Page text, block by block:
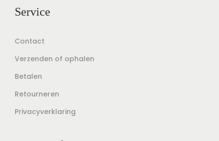
Service
Contact
Verzenden of ophalen
Betalen
Retourneren
Privacyverklaring